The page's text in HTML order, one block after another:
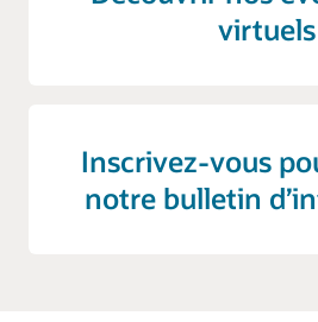
virtuels
Inscrivez-vous
notre bulletin